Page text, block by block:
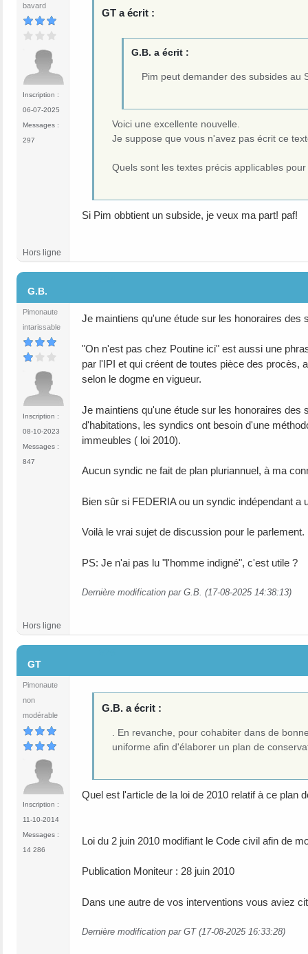
bavard
Inscription :
06-07-2025
Messages :
297
GT a écrit :
G.B. a écrit :
Pim peut demander des subsides au
Voici une excellente nouvelle.
Je suppose que vous n'avez pas écrit ce
Quels sont les textes précis applicables
Si Pim obbtient un subside, je veux ma part! paf!
Hors ligne
G.B.
Pimonaute
intarissable
Inscription :
08-10-2023
Messages :
847
Je maintiens qu'une étude sur les honoraires des
"On n'est pas chez Poutine ici" est aussi une
par l'IPI et qui créent de toutes pièce des procès,
selon le dogme en vigueur.
Je maintiens qu'une étude sur les honoraires
d'habitations, les syndics ont besoin d'une
immeubles ( loi 2010).
Aucun syndic ne fait de plan pluriannuel, à ma
Bien sûr si FEDERIA ou un syndic indépendant
Voilà le vrai sujet de discussion pour le parlement.
PS: Je n'ai pas lu "l'homme indigné", c'est utile ?
Dernière modification par G.B. (17-08-2025 14:38:13)
Hors ligne
GT
Pimonaute
non
modérable
Inscription :
11-10-2014
Messages :
14 286
G.B. a écrit :
. En revanche, pour cohabiter dans de
uniforme afin d'élaborer un plan de
Quel est l'article de la loi de 2010 relatif à ce plan
Loi du 2 juin 2010 modifiant le Code civil afin de
Publication Moniteur : 28 juin 2010
Dans une autre de vos interventions vous aviez
Dernière modification par GT (17-08-2025 16:33:28)